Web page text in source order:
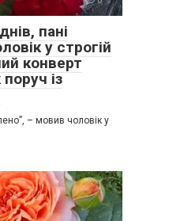
пані
у строгій
конверт
із
– мовив чоловік у